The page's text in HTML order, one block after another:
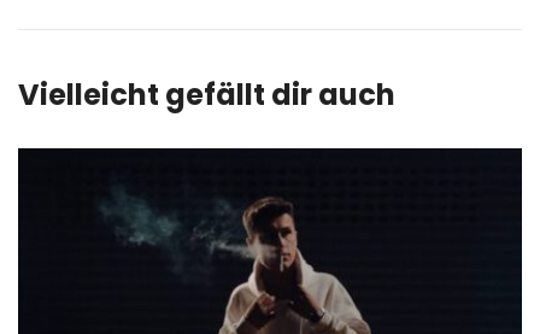
Vielleicht gefällt dir auch